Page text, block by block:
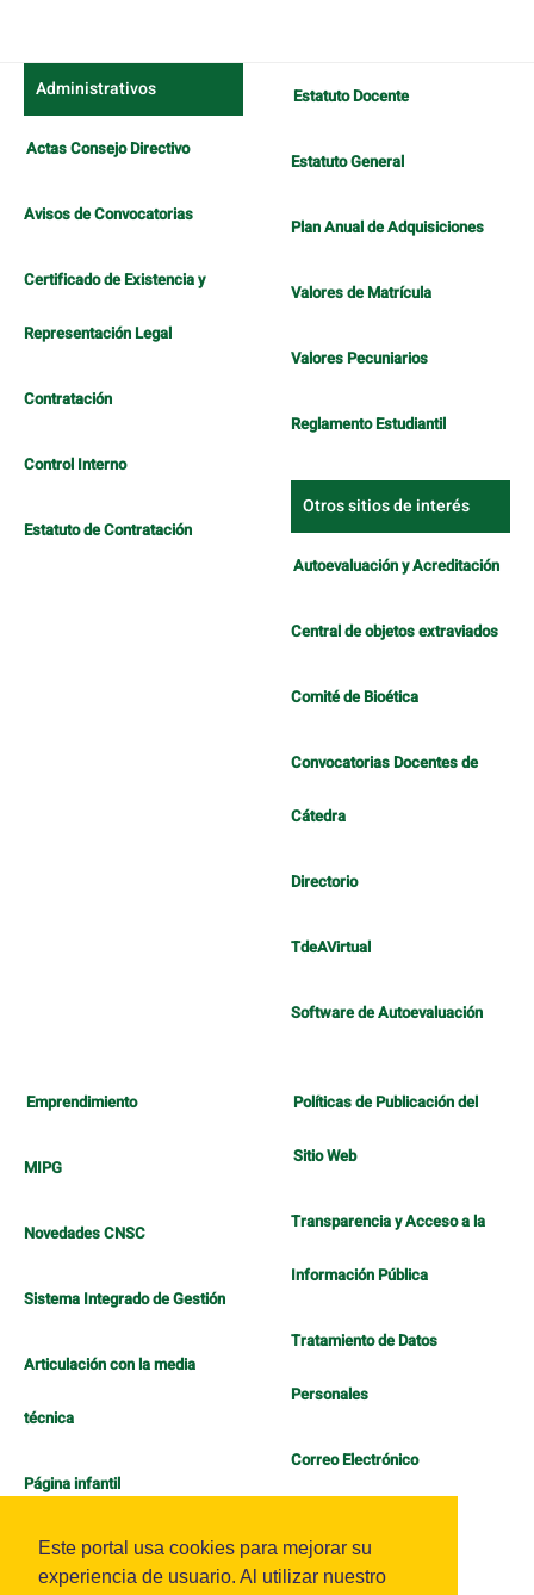
Este portal usa cookies para mejorar su
experiencia de usuario. Al utilizar nuestro
Administrativos
Actas Consejo Directivo
Avisos de Convocatorias
Certificado de Existencia y
Representación Legal
Contratación
Control Interno
Estatuto de Contratación
Estatuto Docente
Estatuto General
Plan Anual de Adquisiciones
Valores de Matrícula
Valores Pecuniarios
Reglamento Estudiantil
Otros sitios de interés
Autoevaluación y Acreditación
Central de objetos extraviados
Comité de Bioética
Convocatorias Docentes de
Cátedra
Directorio
TdeAVirtual
Software de Autoevaluación
Emprendimiento
MIPG
Novedades CNSC
Sistema Integrado de Gestión
Articulación con la media
técnica
Página infantil
Políticas de Publicación del
Sitio Web
Transparencia y Acceso a la
Información Pública
Tratamiento de Datos
Personales
Correo Electrónico